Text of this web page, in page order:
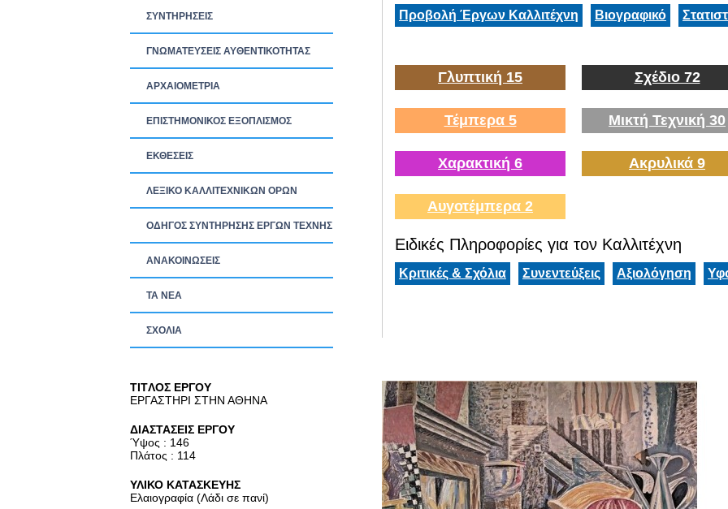
ΣΥΝΤΗΡΗΣΕΙΣ
ΓΝΩΜΑΤΕΥΣΕΙΣ ΑΥΘΕΝΤΙΚΟΤΗΤΑΣ
ΑΡΧΑΙΟΜΕΤΡΙΑ
ΕΠΙΣΤΗΜΟΝΙΚΟΣ ΕΞΟΠΛΙΣΜΟΣ
ΕΚΘΕΣΕΙΣ
ΛΕΞΙΚΟ ΚΑΛΛΙΤΕΧΝΙΚΩΝ ΟΡΩΝ
ΟΔΗΓΟΣ ΣΥΝΤΗΡΗΣΗΣ ΕΡΓΩΝ ΤΕΧΝΗΣ
ΑΝΑΚΟΙΝΩΣΕΙΣ
ΤΑ ΝEΑ
ΣΧΟΛΙΑ
Προβολή Έργων Καλλιτέχνη Βιογραφικό
Γλυπτική 15 Σχέδιο 72
Τέμπερα 5 Μικτή Τεχνική 30
Χαρακτική 6 Ακρυλικά 9
Αυγοτέμπερα 2
Ειδικές Πληροφορίες για τον Καλλιτέχνη
Κριτικές & Σχόλια Συνεντεύξεις Αξιολόγηση
TITΛΟΣ ΕΡΓΟΥ
ΕΡΓΑΣΤΗΡΙ ΣΤΗΝ ΑΘΗΝΑ
ΔΙΑΣΤΑΣΕΙΣ ΕΡΓΟΥ
Ύψος : 146
Πλάτος : 114
ΥΛΙΚΟ ΚΑΤΑΣΚΕΥΗΣ
Ελαιογραφία (Λάδι σε πανί)